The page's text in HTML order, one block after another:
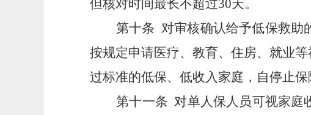
但核对时间最长不超过30天。
第十条 对审核确认给予低保救助
按规定申请医疗、教育、住房、就业
过标准的低保、低收入家庭，自停止
第十一条 对单人保人员可视家庭